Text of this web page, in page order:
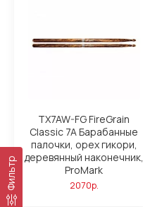
Фильтр
TX7AW-FG FireGrain
Classic 7A Барабанные
палочки, орех гикори,
деревянный наконечник,
ProMark
2070р.